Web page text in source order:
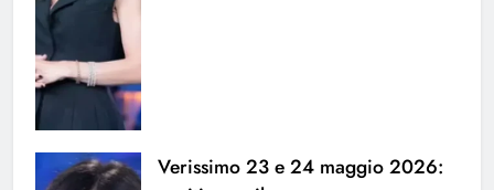
Verissimo 23 e 24 maggio 2026: